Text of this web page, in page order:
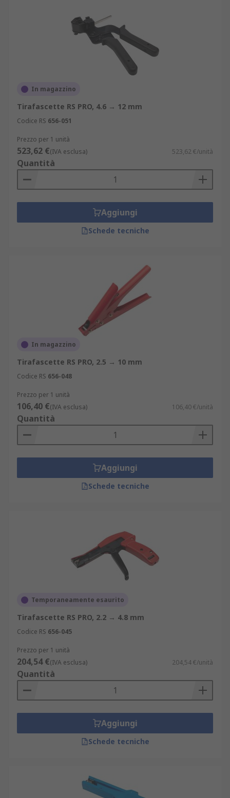
In magazzino
Tirafascette RS PRO, 4.6 → 12 mm
Codice RS 656-051
Prezzo per 1 unità
523,62 €(IVA esclusa) 523,62 €/unità
Quantità
Aggiungi
Schede tecniche
In magazzino
Tirafascette RS PRO, 2.5 → 10 mm
Codice RS 656-048
Prezzo per 1 unità
106,40 €(IVA esclusa) 106,40 €/unità
Quantità
Aggiungi
Schede tecniche
Temporaneamente esaurito
Tirafascette RS PRO, 2.2 → 4.8 mm
Codice RS 656-045
Prezzo per 1 unità
204,54 €(IVA esclusa) 204,54 €/unità
Quantità
Aggiungi
Schede tecniche